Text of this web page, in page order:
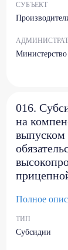
СУБЪЕКТ
016.
на
выпуском
Полное
ТИП
Субсидии